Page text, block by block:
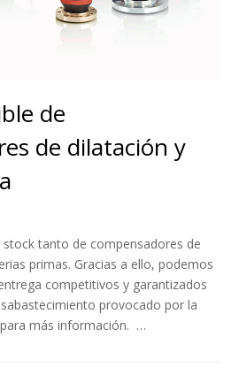
de
de dilatación y
tanto de compensadores de
primas. Gracias a ello, podemos
competitivos y garantizados
provocado por la
más información. …